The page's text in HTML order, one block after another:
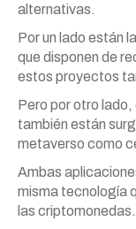
alternativas.
Por un lado están
que disponen de
estos proyectos
Pero por otro lado,
también están
metaverso como
Ambas
misma tecnología
las criptomonedas.